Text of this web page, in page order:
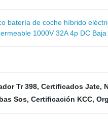
batería de coche híbrido
1000V 32A 4p DC
Tr 398, Certificados Jate,
Sos, Certificación KCC,